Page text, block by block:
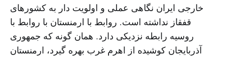
خارجی ایران نگاهی عملی و اولویت دار به کشورهای
قفقاز نداشته است. روابط با ارمنستان با روابط با
روسیه رابطه نزدیکی دارد. همان گونه که جمهوری
آذربایجان کوشیده از اهرم غرب بهره گیرد، ارمنستان